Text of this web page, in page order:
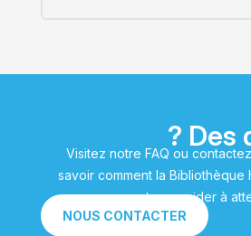
Des
Visitez notre FAQ ou
savoir comment la Bibliothèque
peut vous aider à
NOUS CONTACTER